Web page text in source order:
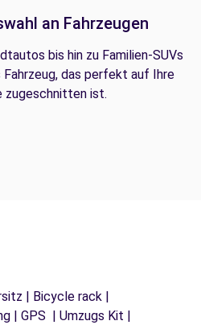
an Fahrzeugen
bis hin zu Familien-SUVs
Fahrzeug, das perfekt auf Ihre
zugeschnitten ist.
| Bicycle rack |
| GPS | Umzugs Kit |